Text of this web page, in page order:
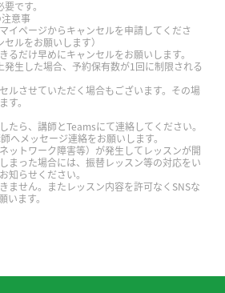
的人。我很佩服您。
来的鼓励。虽然我曾几次考虑
能坚持到现在,毫无疑问全靠老师
今后也请您继续给予指导和鞭
代 男性 )
，这说明我每年都会胖回来😂
です。
意事
イページからキャンセルを申請してくださ
ルをお願いします）
るだけ早めにキャンセルをお願いします。
生した場合、予約保有数が1回に制限される
ルさせていただく場合もございます。その場
す。
たら、講師とTeamsにて連絡してください。
へメッセージ連絡をお願いします。
ットワーク障害等）が発生してレッスンが開
まった場合には、振替レッスン等の対応をい
知らせください。
ません。またレッスン内容を許可なくSNSな
います。